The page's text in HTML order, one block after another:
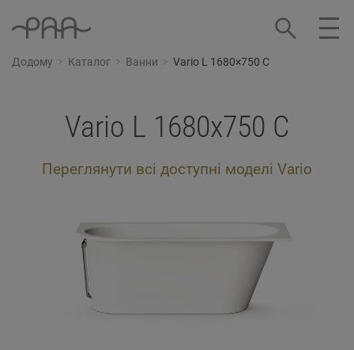
Додому Каталог Ванни Vario L 1680×750 C
Vario L 1680x750 C
Переглянути всі доступні моделі Vario